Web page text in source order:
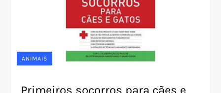
ANIMAIS
Primeiros socorros para cães e